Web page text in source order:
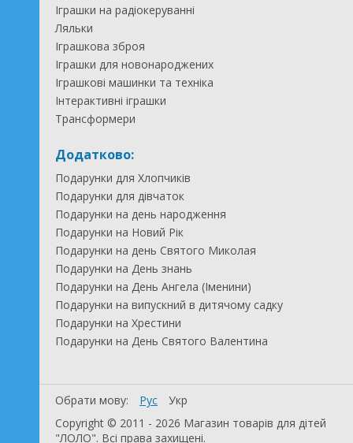
Іграшки на радіокеруванні
Ляльки
Іграшкова зброя
Іграшки для новонароджених
Іграшкові машинки та техніка
Інтерактивні іграшки
Трансформери
Додатково:
Подарунки для Хлопчиків
Подарунки для дівчаток
Подарунки на день народження
Подарунки на Новий Рік
Подарунки на день Святого Миколая
Подарунки на День знань
Подарунки на День Ангела (Іменини)
Подарунки на випускний в дитячому садку
Подарунки на Хрестини
Подарунки на День Святого Валентина
Обрати мову: Рус
Укр
Copyright © 2011 - 2026 Магазин товарів для дітей
"ЛОЛО". Всі права захищені.